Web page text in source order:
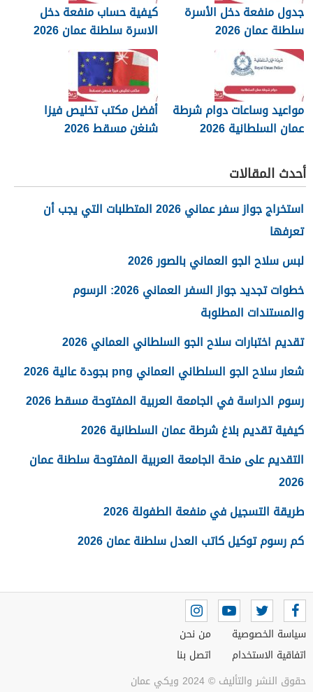
جدول منفعة دخل الأسرة
سلطنة عمان 2026
كيفية حساب منفعة دخل
الاسرة سلطنة عمان 2026
مواعيد وساعات دوام شرطة
عمان السلطانية 2026
أفضل مكتب تخليص فيزا
شنغن مسقط 2026
أحدث المقالات
استخراج جواز سفر عماني 2026 المتطلبات التي يجب أن
تعرفها
لبس سلاح الجو العماني بالصور 2026
خطوات تجديد جواز السفر العماني 2026: الرسوم
والمستندات المطلوبة
تقديم اختبارات سلاح الجو السلطاني العماني 2026
شعار سلاح الجو السلطاني العماني png بجودة عالية 2026
رسوم الدراسة في الجامعة العربية المفتوحة مسقط 2026
كيفية تقديم بلاغ شرطة عمان السلطانية 2026
التقديم على منحة الجامعة العربية المفتوحة سلطنة عمان
2026
طريقة التسجيل في منفعة الطفولة 2026
كم رسوم توكيل كاتب العدل سلطنة عمان 2026
سياسة الخصوصية
اتفاقية الاستخدام
من نحن
اتصل بنا
حقوق النشر والتأليف © 2024 ويكي عمان